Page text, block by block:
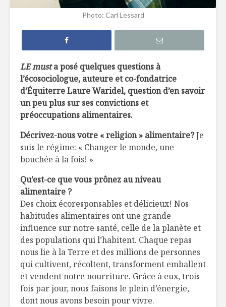
Photo: Carl Lessard
LE musta posé quelques questions à
l’écosociologue, auteure et co-fondatrice
d’Équiterre Laure Waridel, question d’en savoir
un peu plus sur ses convictions et
préoccupations alimentaires.
Décrivez-nous votre « religion » alimentaire?Je
suis le régime: « Changer le monde, une
bouchée à la fois! »
Qu’est-ce que vous prônez au niveau
alimentaire ?
Des choix écoresponsables et délicieux! Nos
habitudes alimentaires ont une grande
influence sur notre santé, celle de la planète et
des populations qui l’habitent. Chaque repas
nous lie à la Terre et des millions de personnes
qui cultivent, récoltent, transforment emballent
et vendent notre nourriture. Grâce à eux, trois
fois par jour, nous faisons le plein d’énergie,
dont nous avons besoin pour vivre.
laquelle
Saumon fumé et
crème d’aneth sur
lit de pommes de
terre
Le plaisir, un
Toujours
disponibles en
temps de crise
Nagano,
cari